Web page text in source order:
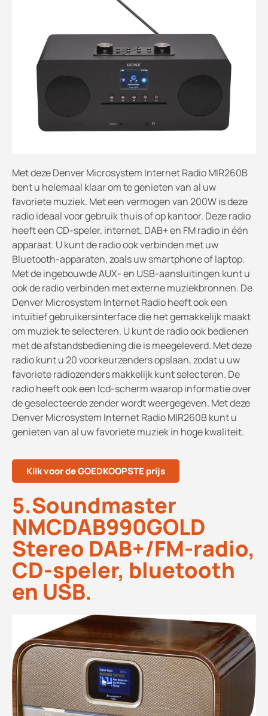
Met deze Denver Microsystem Internet Radio MIR260B
bent u helemaal klaar om te genieten van al uw
favoriete muziek. Met een vermogen van 200W is deze
radio ideaal voor gebruik thuis of op kantoor. Deze radio
heeft een CD-speler, internet, DAB+ en FM radio in één
apparaat. U kunt de radio ook verbinden met uw
Bluetooth-apparaten, zoals uw smartphone of laptop.
Met de ingebouwde AUX- en USB-aansluitingen kunt u
ook de radio verbinden met externe muziekbronnen. De
Denver Microsystem Internet Radio heeft ook een
intuïtief gebruikersinterface die het gemakkelijk maakt
om muziek te selecteren. U kunt de radio ook bedienen
met de afstandsbediening die is meegeleverd. Met deze
radio kunt u 20 voorkeurzenders opslaan, zodat u uw
favoriete radiozenders makkelijk kunt selecteren. De
radio heeft ook een lcd-scherm waarop informatie over
de geselecteerde zender wordt weergegeven. Met deze
Denver Microsystem Internet Radio MIR260B kunt u
genieten van al uw favoriete muziek in hoge kwaliteit.
Klik voor de GOEDKOOPSTE prijs
5.Soundmaster
NMCDAB990GOLD
Stereo DAB+/FM-radio,
CD-speler, bluetooth
en USB.